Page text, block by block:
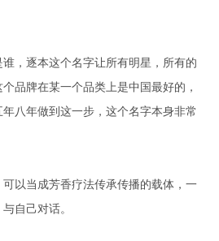
，逐本这个名字让所有明星，所有的
品牌在某一个品类上是中国最好的，
八年做到这一步，这个名字本身非常
以当成芳香疗法传承传播的载体，一
自己对话。